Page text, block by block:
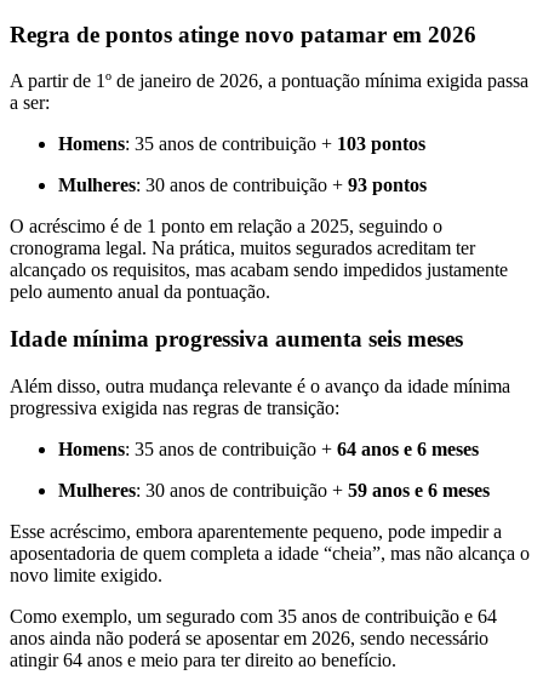
Regra de pontos atinge novo patamar em 2026
A partir de 1º de janeiro de 2026, a pontuação mínima exigida passa
a ser:
Homens: 35 anos de contribuição + 103 pontos
Mulheres: 30 anos de contribuição + 93 pontos
O acréscimo é de 1 ponto em relação a 2025, seguindo o
cronograma legal. Na prática, muitos segurados acreditam ter
alcançado os requisitos, mas acabam sendo impedidos justamente
pelo aumento anual da pontuação.
Idade mínima progressiva aumenta seis meses
Além disso, outra mudança relevante é o avanço da idade mínima
progressiva exigida nas regras de transição:
Homens: 35 anos de contribuição + 64 anos e 6 meses
Mulheres: 30 anos de contribuição + 59 anos e 6 meses
Esse acréscimo, embora aparentemente pequeno, pode impedir a
aposentadoria de quem completa a idade “cheia”, mas não alcança o
novo limite exigido.
Como exemplo, um segurado com 35 anos de contribuição e 64
anos ainda não poderá se aposentar em 2026, sendo necessário
atingir 64 anos e meio para ter direito ao benefício.